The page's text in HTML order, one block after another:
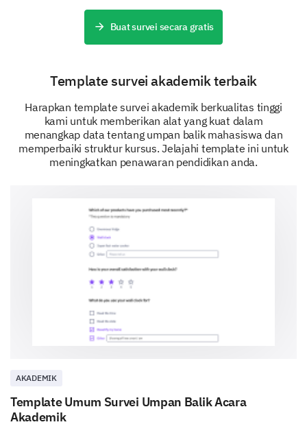
Buat survei secara gratis
Template survei akademik terbaik
Harapkan template survei akademik berkualitas tinggi
kami untuk memberikan alat yang kuat dalam
menangkap data tentang umpan balik mahasiswa dan
memperbaiki struktur kursus. Jelajahi template ini untuk
meningkatkan penawaran pendidikan anda.
AKADEMIK
Template Umum Survei Umpan Balik Acara
Akademik